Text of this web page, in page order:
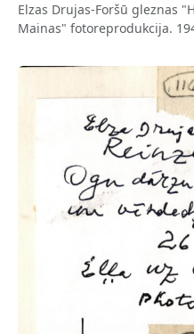
Elzas Drujas-Foršū gleznas
Mainas" fotoreprodukcija.